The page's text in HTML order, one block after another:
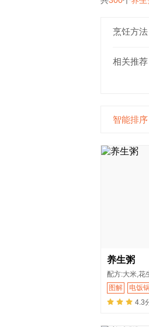
烹饪方法
相关推荐
智能排序
养生粥
配方:大米,花
图解
电饭
4.3